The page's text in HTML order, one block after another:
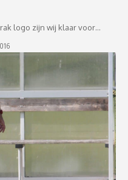
logo zijn wij klaar voor…